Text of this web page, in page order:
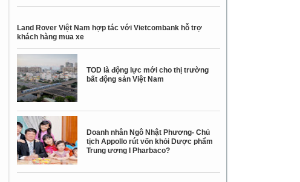
Land Rover Việt Nam hợp tác với Vietcombank hỗ trợ
khách hàng mua xe
TOD là động lực mới cho thị trường
bất động sản Việt Nam
Doanh nhân Ngô Nhật Phương- Chủ
tịch Appollo rút vốn khỏi Dược phẩm
Trung ương I Pharbaco?